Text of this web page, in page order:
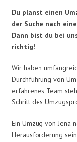
Du planst einen
der Suche nach
Dann bist du bei
richtig!
Wir haben
Durchführung von
erfahrenes Team
Schritt des
Ein Umzug von Jena
Herausforderung